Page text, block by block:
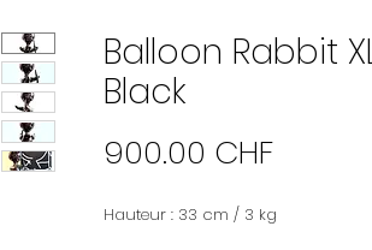
Balloon Rabbit
Black
900.00 CHFPrix
Hauteur : 33 cm / 3 kg